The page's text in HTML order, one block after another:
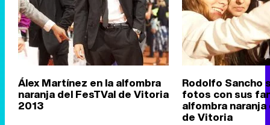
Álex Martínez en la alfombra
naranja del FesTVal de Vitoria
2013
Rodolfo Sancho
fotos con sus
alfombra naranja
de Vitoria